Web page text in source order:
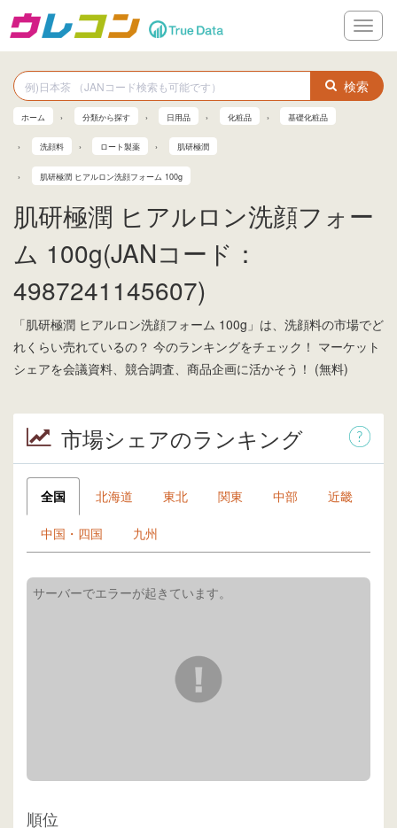
メ
ニ
ー
検索
ホーム 分類から探す 日用品 化粧品 基礎化粧品
洗顔料 ロート製薬 肌研極潤
肌研極潤 ヒアルロン洗顔フォーム 100g
肌研極潤 ヒアルロン洗顔フォー
ム 100g(JANコード：
4987241145607)
「肌研極潤 ヒアルロン洗顔フォーム 100g」は、洗顔料の市場でど
れくらい売れているの？ 今のランキングをチェック！ マーケット
シェアを会議資料、競合調査、商品企画に活かそう！ (無料)
市場シェアのランキング
全国 北海道 東北 関東 中部 近畿
中国・四国 九州
順位